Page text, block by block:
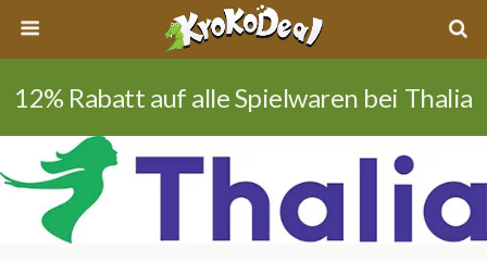
12% Rabatt auf alle Spielwaren bei Thalia